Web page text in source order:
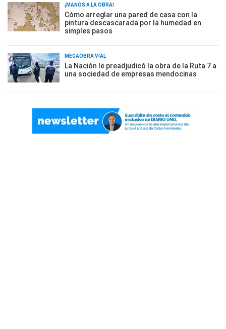
¡MANOS A LA OBRA!
Cómo arreglar una pared de casa con la
pintura descascarada por la humedad en
simples pasos
MEGAOBRA VIAL
La Nación le preadjudicó la obra de la Ruta 7 a
una sociedad de empresas mendocinas